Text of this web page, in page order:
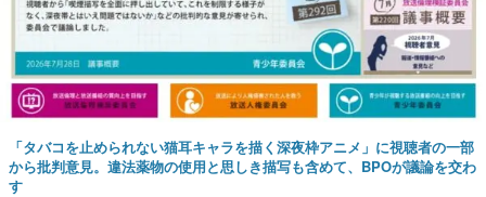
「タバコを止められない猫耳キャラを描く深夜枠アニメ」に視聴者の一部
から批判意見。違法薬物の使用と思しき描写も含めて、BPOが議論を交わ
す